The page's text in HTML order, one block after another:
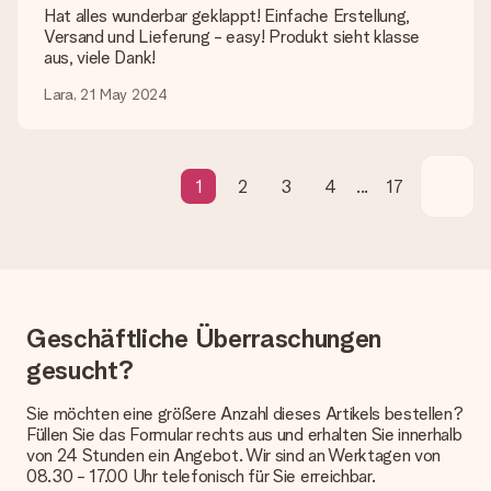
Lieferzeit, Lieferoptionen und Versandkosten
Kann ich ein Lieferdatum wählen?
Bedauerlicherweise ist es momentan (noch) nicht möglich, das
Wie lange dauert die Lieferzeit und wann werde ich mein
Die aktuelle Lieferzeit steht jeweils auf der Produktseite bei
Derzeit können wir (noch) keine verschiedenen Lieferoptionen
anbieten. Das Geschenk, das bestellt wird, wird als Paket oder
Päckchen versendet. Möchtest du wissen, ob es als Paket
Kundenservice.
Zahlung
Hat alles wunderbar geklappt! Einfache Erstellung,
Versand und Lieferung - easy! Produkt sieht klasse
aus, viele Dank!
Lara, 21 May 2024
1 2 3 4 ... 17
Geschäftliche Überraschungen
gesucht?
Sie möchten eine größere Anzahl dieses Artikels bestellen?
Füllen Sie das Formular rechts aus und erhalten Sie innerhalb
von 24 Stunden ein Angebot. Wir sind an Werktagen von
08.30 - 17.00 Uhr telefonisch für Sie erreichbar.